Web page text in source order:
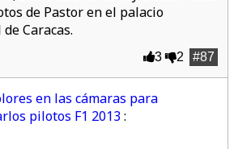
de Pastor en el palacio
Caracas.
#87
3 2
en las cámaras para
pilotos F1 2013: